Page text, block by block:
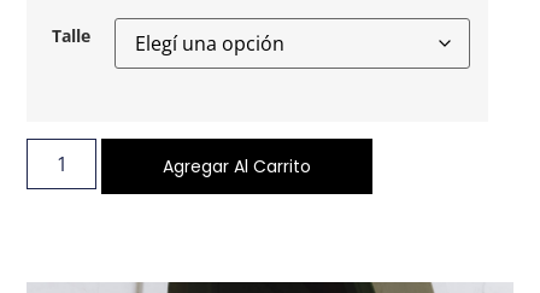
Talle
Agregar Al Carrito